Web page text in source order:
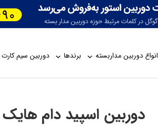
انواع دوربین مداربسته برندها دوربین سیم